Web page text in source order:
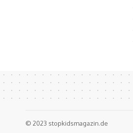
© 2023 stopkidsmagazin.de